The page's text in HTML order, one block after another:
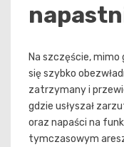
Na szczęście,
się szybko
zatrzymany i
gdzie usłyszał
oraz napaści na
tymczasowym